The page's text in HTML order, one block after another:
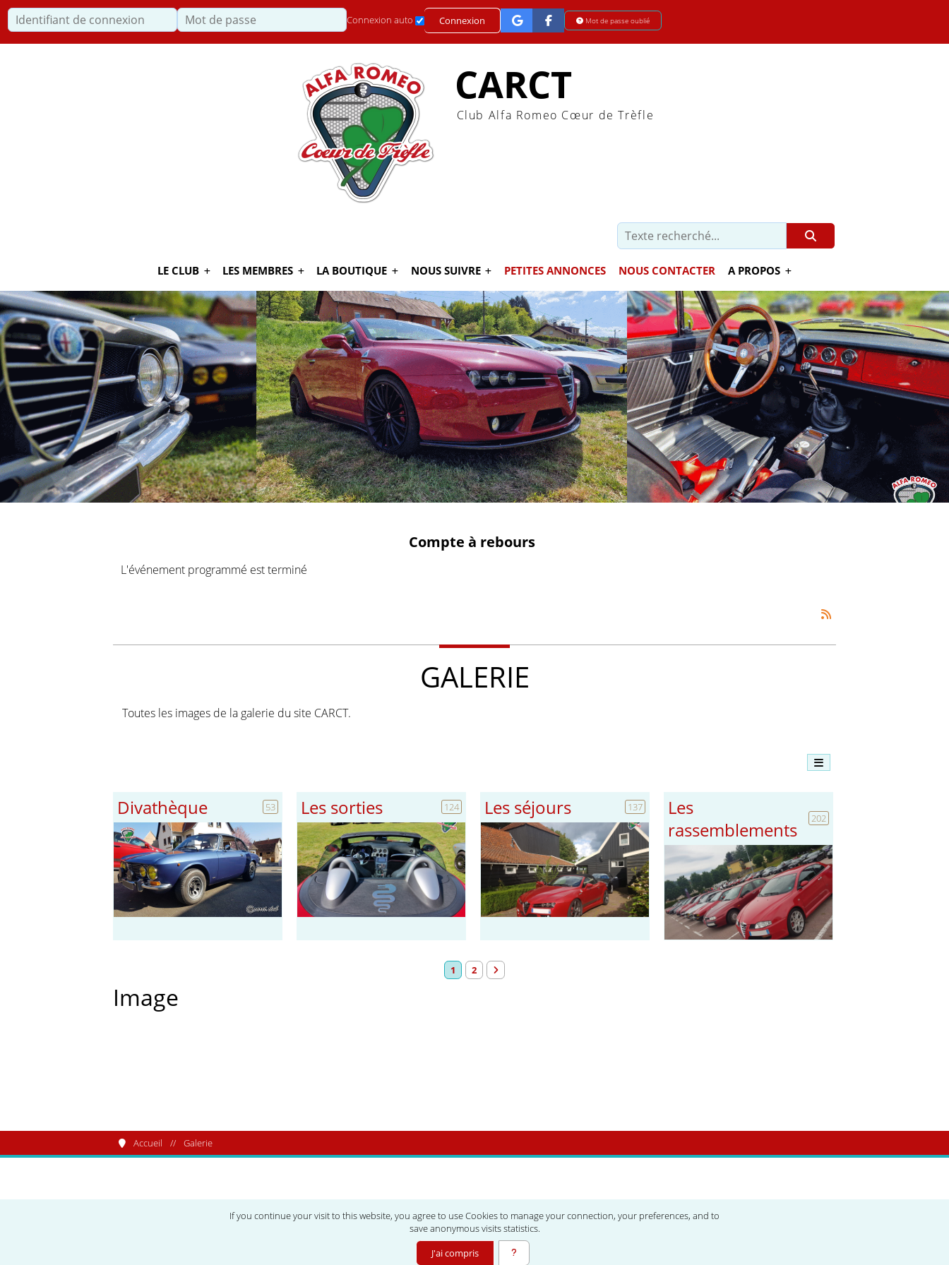
If you continue your visit to this website, you agree to use Cookies to manage your connection, your preferences, and to
save anonymous visits statistics.
J'ai compris
Identifiant de connexion Mot de passe
Connexion auto Connexion Mot de passe oublié
CARCT
Club Alfa Romeo Cœur de Trèfle
LE CLUB LES MEMBRES LA BOUTIQUE NOUS SUIVRE PETITES ANNONCES NOUS CONTACTER A PROPOS
Compte à rebours
L'événement programmé est terminé
GALERIE
Toutes les images de la galerie du site CARCT.
Divathèque 53 Les sorties 124 Les séjours 137
Les
rassemblements
202
1 2
Image
Accueil Galerie